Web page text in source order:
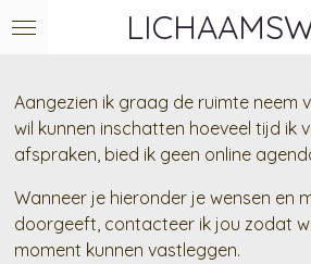
Ga
de
hoofdinhoud
Aangezien ik graag de ruimte neem
wil kunnen inschatten hoeveel tijd ik
afspraken, bied ik geen online
Wanneer je hieronder je wensen en
doorgeeft, contacteer ik jou zodat
moment kunnen vastleggen.